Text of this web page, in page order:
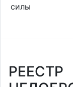
силы
РЕЕСТР